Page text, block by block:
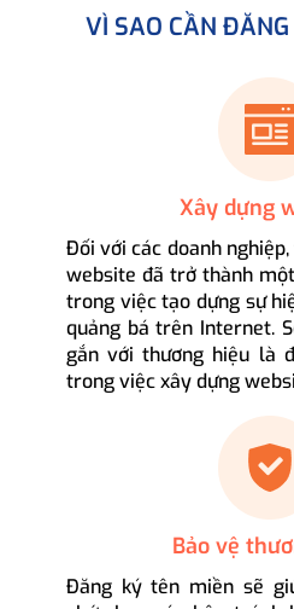
VÌ SAO CẦN
Xây dựng
Đối với các doanh
website đã trở thành
trong việc tạo dựng sự
quảng bá trên Internet.
gắn với thương hiệu là
trong việc xây dựng
Bảo vệ
Đăng ký tên miền sẽ